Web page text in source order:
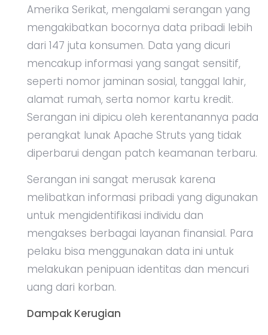
Amerika Serikat, mengalami serangan yang
mengakibatkan bocornya data pribadi lebih
dari 147 juta konsumen. Data yang dicuri
mencakup informasi yang sangat sensitif,
seperti nomor jaminan sosial, tanggal lahir,
alamat rumah, serta nomor kartu kredit.
Serangan ini dipicu oleh kerentanannya pada
perangkat lunak Apache Struts yang tidak
diperbarui dengan patch keamanan terbaru.
Serangan ini sangat merusak karena
melibatkan informasi pribadi yang digunakan
untuk mengidentifikasi individu dan
mengakses berbagai layanan finansial. Para
pelaku bisa menggunakan data ini untuk
melakukan penipuan identitas dan mencuri
uang dari korban.
Dampak Kerugian